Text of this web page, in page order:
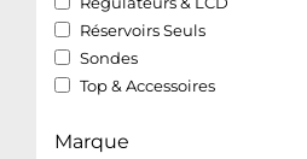
Réservoirs Seuls
Sondes
Top & Accessoires
Marque